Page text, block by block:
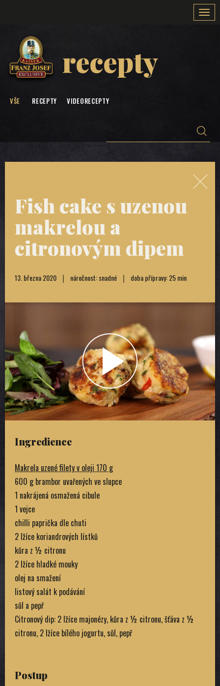
recepty
VŠE RECEPTY VIDEORECEPTY
Fish cake s uzenou
makrelou a
citronovým dipem
13. března 2020 náročnost: snadné doba přípravy: 25 min
Ingredience
Makrela uzené filety v oleji 170 g
600 g brambor uvařených ve slupce
1 nakrájená osmažená cibule
1 vejce
chilli paprička dle chuti
2 lžíce koriandrových lístků
kůra z ½ citronu
2 lžíce hladké mouky
olej na smažení
listový salát k podávání
sůl a pepř
Citronový dip: 2 lžíce majonézy, kůra z ½ citronu, šťáva z ½
citronu, 2 lžíce bílého jogurtu, sůl, pepř
Postup